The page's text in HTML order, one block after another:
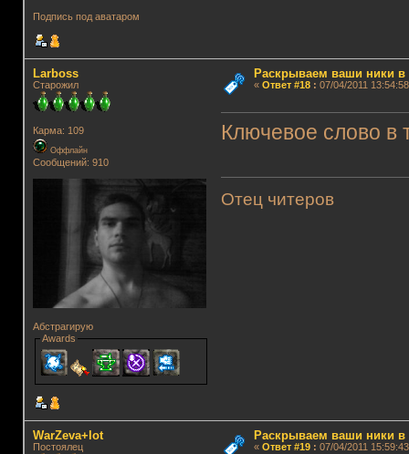
Подпись под аватаром
Lаrboss
Старожил
Карма: 109
Оффлайн
Сообщений: 910
Абстрагирую
Awards
Раскрываем ваши ники в
« Ответ #18: 07/04/2011
Ключевое слово в
Отец читеров
WarZeva+lot
Постоялец
Раскрываем ваши ники в
« Ответ #19: 07/04/2011